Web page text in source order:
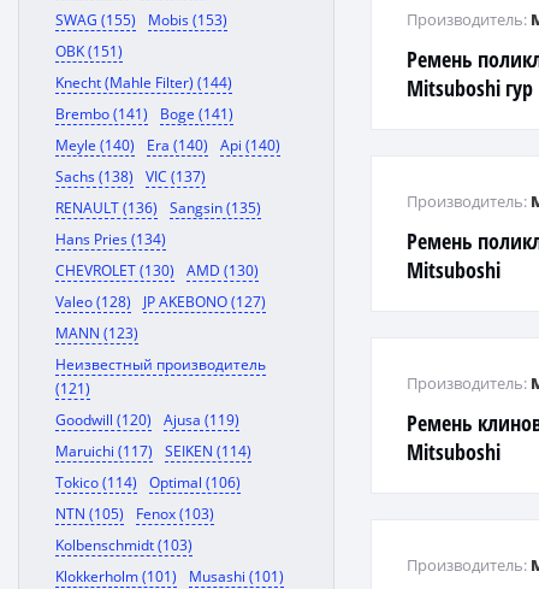
SWAG (155)
Mobis (153)
OBK (151)
Knecht (Mahle Filter) (144)
Brembo (141)
Boge (141)
Meyle (140)
Era (140)
Api (140)
Sachs (138)
VIC (137)
RENAULT (136)
Sangsin (135)
Hans Pries (134)
CHEVROLET (130)
AMD (130)
Valeo (128)
JP AKEBONO (127)
MANN (123)
Неизвестный производитель
(121)
Goodwill (120)
Ajusa (119)
Maruichi (117)
SEIKEN (114)
Tokico (114)
Optimal (106)
NTN (105)
Fenox (103)
Kolbenschmidt (103)
Klokkerholm (101)
Musashi (101)
Ремень
Mitsuboshi гур
Производитель:
Ремень
Mitsuboshi
Производитель:
Ремень
Mitsuboshi
Производитель:
Производитель: